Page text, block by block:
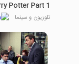
Potter Part 1
تلوزیون و سینما